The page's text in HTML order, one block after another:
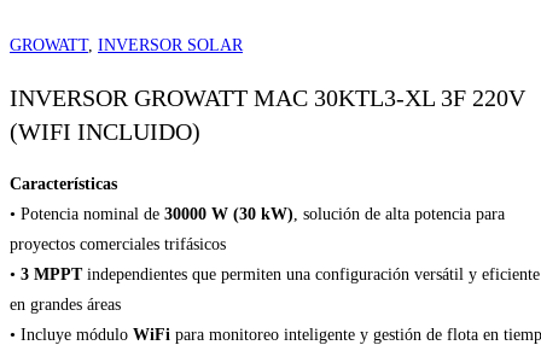
GROWATT, INVERSOR SOLAR
INVERSOR GROWATT MAC 30KTL3-XL 3F 220V
(WIFI INCLUIDO)
Características
• Potencia nominal de 30000 W (30 kW) , solución de alta potencia para
proyectos comerciales trifásicos
• 3 MPPTindependientes que permiten una configuración versátil y eficiente
en grandes áreas
• Incluye módulo WiFi para monitoreo inteligente y gestión de flota en